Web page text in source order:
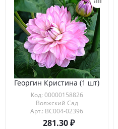
Георгин Кристина (1 шт)
Код: 00000158826
Волжский Сад
Арт.: ВС004-02396
281.30